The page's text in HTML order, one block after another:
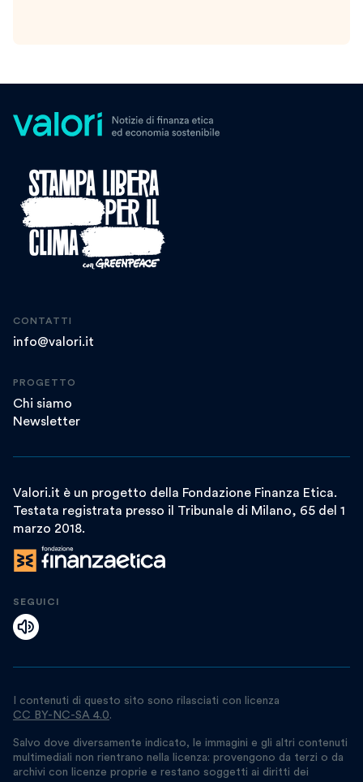
CONTATTI
info@valori.it
PROGETTO
Chi siamo
Newsletter
Valori.it è un progetto della Fondazione Finanza Etica.
Testata registrata presso il Tribunale di Milano, 65 del 1
marzo 2018.
SEGUICI
I contenuti di questo sito sono rilasciati con licenza
CC BY-NC-SA 4.0.
Salvo dove diversamente indicato, le immagini e gli altri contenuti
multimediali non rientrano nella licenza: provengono da terzi o da
archivi con licenze proprie e restano soggetti ai diritti dei